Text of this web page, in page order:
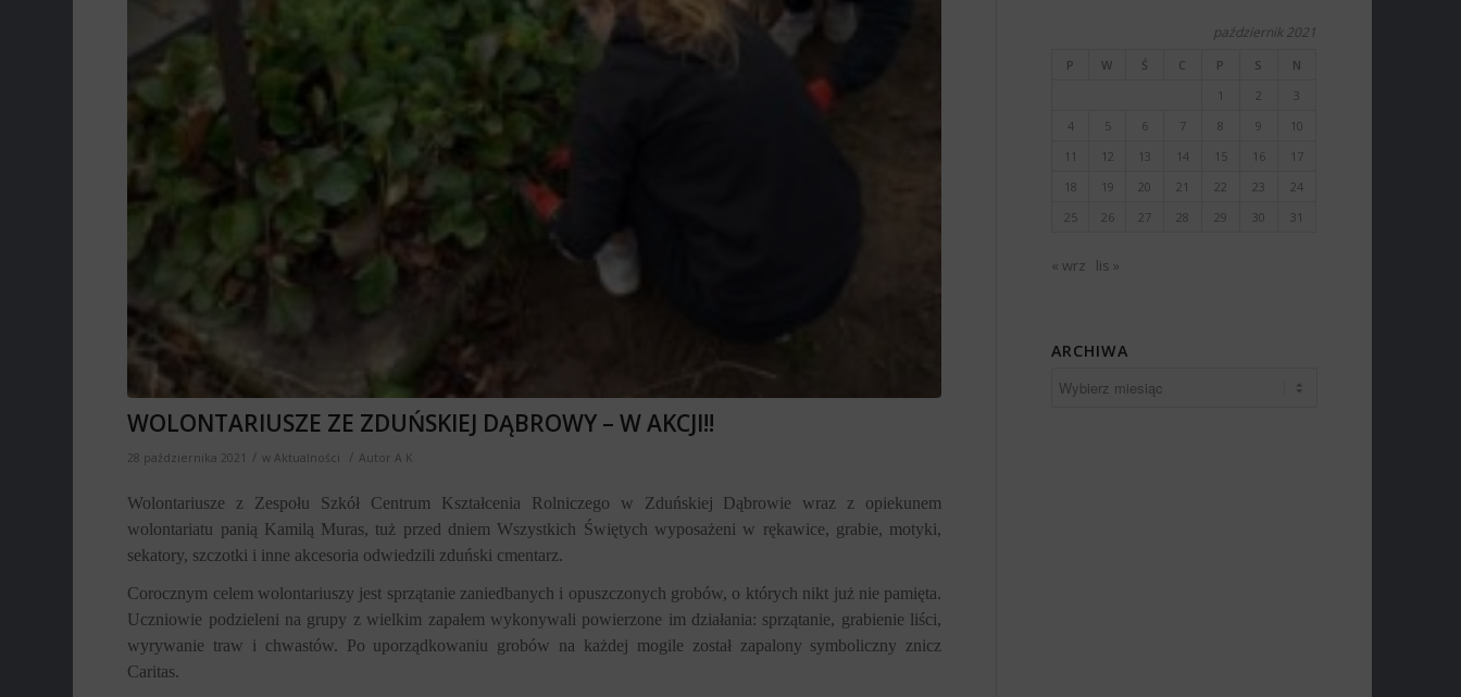
WOLONTARIUSZE ZE ZDUŃSKIEJ DĄBROWY – W AKCJI!!
28 października 2021 / w Aktualności / Autor A K
Wolontariusze z Zespołu Szkół Centrum Kształcenia Rolniczego w Zduńskiej Dąbrowie wraz z opiekunem
wolontariatu panią Kamilą Muras, tuż przed dniem Wszystkich Świętych wyposażeni w rękawice, grabie, motyki,
sekatory, szczotki i inne akcesoria odwiedzili zduński cmentarz.
Corocznym celem wolontariuszy jest sprzątanie zaniedbanych i opuszczonych grobów, o których nikt już nie pamięta.
Uczniowie podzieleni na grupy z wielkim zapałem wykonywali powierzone im działania: sprzątanie, grabienie liści,
wyrywanie traw i chwastów. Po uporządkowaniu grobów na każdej mogile został zapalony symboliczny znicz
Caritas.
październik 2021
P W Ś C P S
N
1
2
3
4
5 6 7 8 9
10
11
12 13 14 15 16
17
18
19 20 21 22 23
24
25
26 27 28 29 30 31
« wrz lis »
ARCHIWA